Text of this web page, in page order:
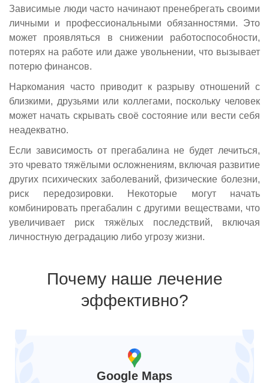
Зависимые люди часто начинают пренебрегать своими
личными и профессиональными обязанностями. Это
может проявляться в снижении работоспособности,
потерях на работе или даже увольнении, что вызывает
потерю финансов.
Наркомания часто приводит к разрыву отношений с
близкими, друзьями или коллегами, поскольку человек
может начать скрывать своё состояние или вести себя
неадекватно.
Если зависимость от прегабалина не будет лечиться,
это чревато тяжёлыми осложнениям, включая развитие
других психических заболеваний, физические болезни,
риск передозировки. Некоторые могут начать
комбинировать прегабалин с другими веществами, что
увеличивает риск тяжёлых последствий, включая
личностную деградацию либо угрозу жизни.
Почему наше лечение
эффективно?
Google Maps